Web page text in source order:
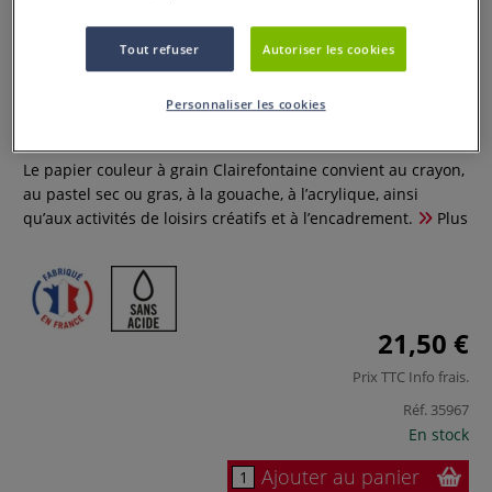
Papier couleur à grain de
Clairefontaine
Le papier couleur à grain Clairefontaine convient au crayon,
au pastel sec ou gras, à la gouache, à l’acrylique, ainsi
qu’aux activités de loisirs créatifs et à l’encadrement.
Plus
21,50 €
Prix TTC Info frais.
Réf. 35967
En stock
Ajouter au panier
Tout refuser Autoriser les cookies
Personnaliser les cookies